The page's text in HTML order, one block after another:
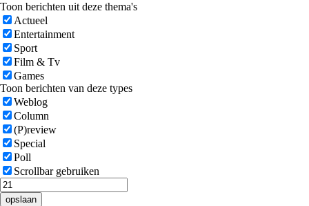
Toon berichten uit deze thema's
Actueel
Entertainment
Sport
Film & Tv
Games
Toon berichten van deze types
Weblog
Column
(P)review
Special
Poll
Scrollbar gebruiken
opslaan